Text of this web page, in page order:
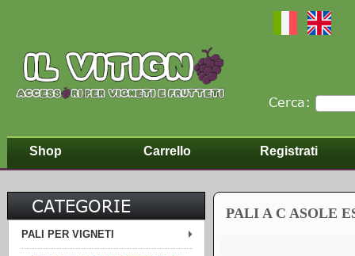
Cerca:
Shop Carrello Registrati
CATEGORIE
PALI PER VIGNETI
PALI A C ASOLE